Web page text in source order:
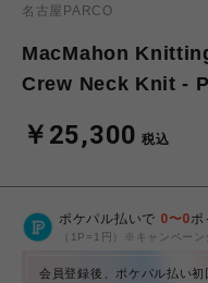
名古屋PARCO
MacMahon
Crew Neck Knit -
￥25,300 税込
ポケパル払いで 0〜0ポ
（1P=1円）※キャンペーン
会員登録後、ポケパル払い初